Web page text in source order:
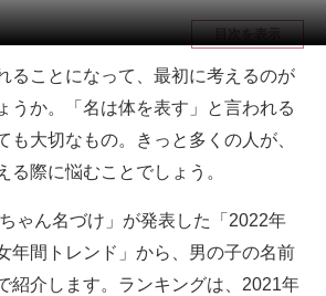
合ページ
トレンド
ヒント
目次を表示
ることになって、最初に考えるのが
うか。「名は体を表す」と言われる
も大切なもの。きっと多くの人が、
る際に悩むことでしょう。
ゃん名づけ」が発表した「2022年
年間トレンド」から、男の子の名前
紹介します。ランキングは、2021年